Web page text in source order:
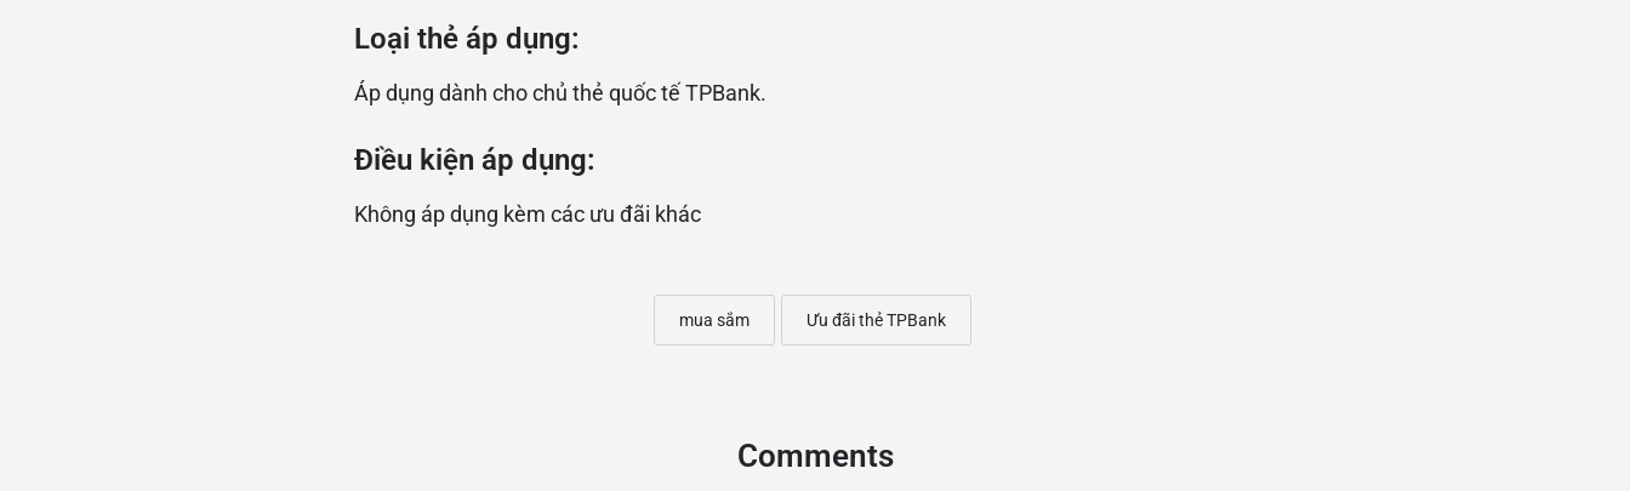
Loại thẻ áp dụng:
Áp dụng dành cho chủ thẻ quốc tế TPBank.
Điều kiện áp dụng:
Không áp dụng kèm các ưu đãi khác
mua sắm Ưu đãi thẻ TPBank
Comments